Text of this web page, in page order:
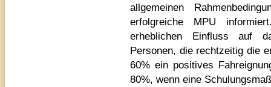
allgemeinen
erfolgreiche MPU
erheblichen Einfluss auf
Personen, die rechtzeitig die
60% ein positives
80%, wenn eine